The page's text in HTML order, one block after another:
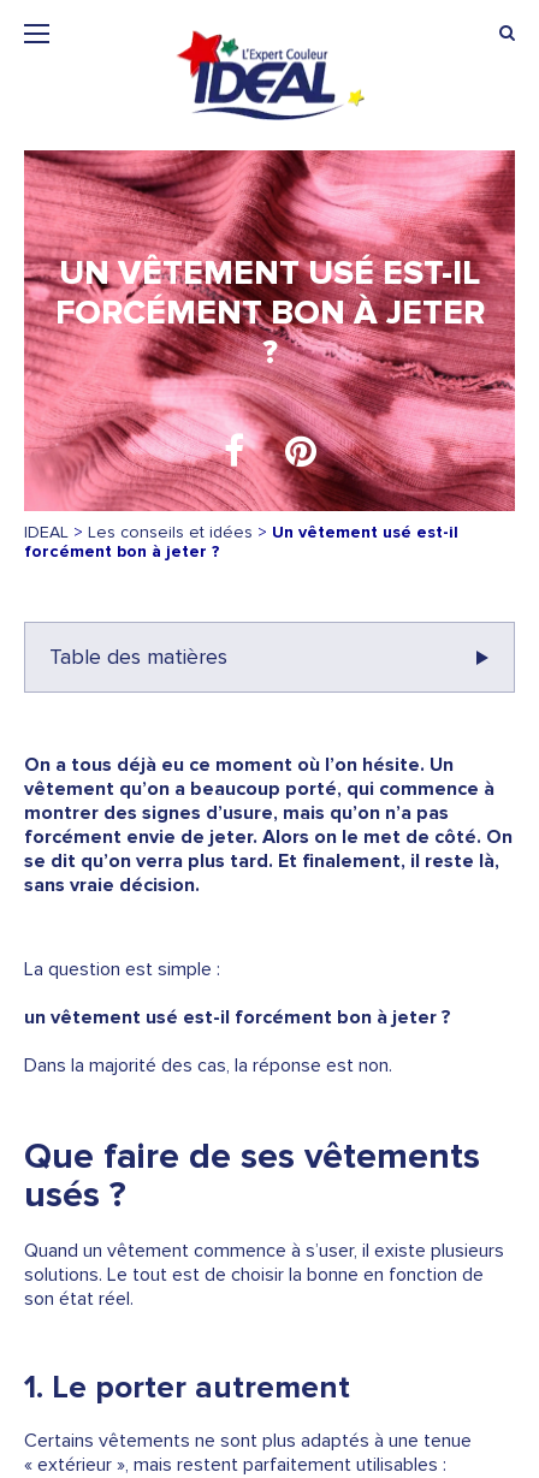
UN VÊTEMENT USÉ EST-IL
FORCÉMENT BON À JETER
?
IDEAL > Les conseils et idées > Un vêtement usé est-il
forcément bon à jeter ?
Table des matières
On a tous déjà eu ce moment où l’on hésite. Un
vêtement qu’on a beaucoup porté, qui commence à
montrer des signes d’usure, mais qu’on n’a pas
forcément envie de jeter. Alors on le met de côté. On
se dit qu’on verra plus tard. Et finalement, il reste là,
sans vraie décision.
La question est simple :
un vêtement usé est-il forcément bon à jeter ?
Dans la majorité des cas, la réponse est non.
Que faire de ses vêtements
usés ?
Quand un vêtement commence à s’user, il existe plusieurs
solutions. Le tout est de choisir la bonne en fonction de
son état réel.
1. Le porter autrement
Certains vêtements ne sont plus adaptés à une tenue
« extérieur », mais restent parfaitement utilisables :